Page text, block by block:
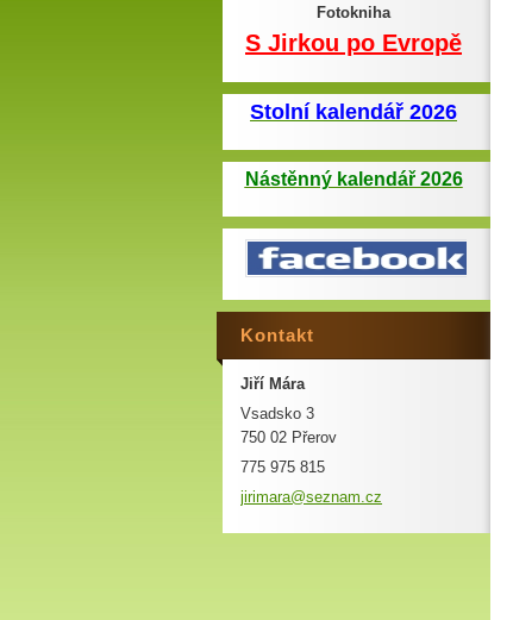
Fotokniha
S Jirkou po Evropě
Stolní kalendář 2026
Nástěnný kalendář 2026
Kontakt
Jiří Mára
Vsadsko 3
750 02 Přerov
775 975 815
jirimara@seznam.cz